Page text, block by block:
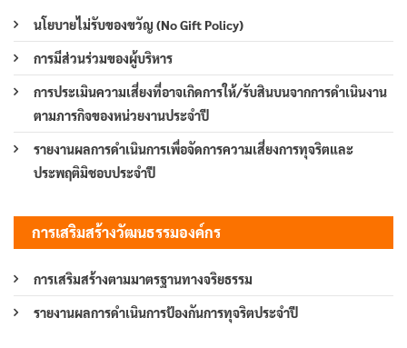
นโยบายไม่รับของขวัญ (No Gift Policy)
การมีส่วนร่วมของผู้บริหาร
การประเมินความเสี่ยงที่อาจเกิดการให้/รับสินบนจากการดำเนินงาน
ตามภารกิจของหน่วยงานประจำปี
รายงานผลการดำเนินการเพื่อจัดการความเสี่ยงการทุจริตและ
ประพฤติมิชอบประจำปี
การเสริมสร้างวัฒนธรรมองค์กร
การเสริมสร้างตามมาตรฐานทางจริยธรรม
รายงานผลการดำเนินการป้องกันการทุจริตประจำปี